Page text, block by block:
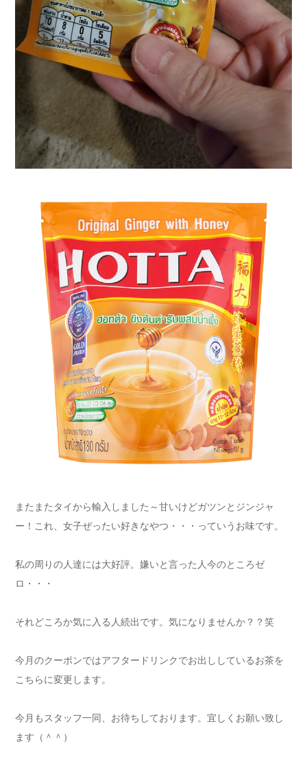
またまたタイから輸入しました～甘いけどガツンとジンジャ
ー！これ、女子ぜったい好きなやつ・・・っていうお味です。
私の周りの人達には大好評。嫌いと言った人今のところゼ
ロ・・・
それどころか気に入る人続出です。気になりませんか？？笑
今月のクーポンではアフタードリンクでお出ししているお茶を
こちらに変更します。
今月もスタッフ一同、お待ちしております。宜しくお願い致し
ます（＾＾）